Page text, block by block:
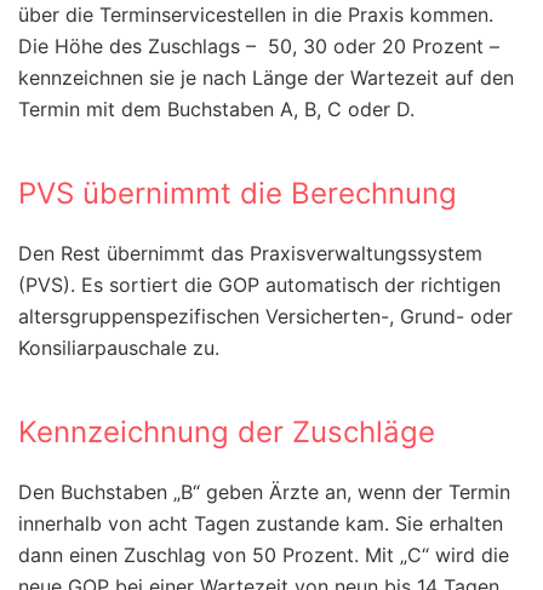
über die Terminservicestellen in die Praxis kommen.
Die Höhe des Zuschlags – 50, 30 oder 20 Prozent –
kennzeichnen sie je nach Länge der Wartezeit auf den
Termin mit dem Buchstaben A, B, C oder D.
PVS übernimmt die Berechnung
Den Rest übernimmt das Praxisverwaltungssystem
(PVS). Es sortiert die GOP automatisch der richtigen
altersgruppenspezifischen Versicherten-, Grund- oder
Konsiliarpauschale zu.
Kennzeichnung der Zuschläge
Den Buchstaben „B“ geben Ärzte an, wenn der Termin
innerhalb von acht Tagen zustande kam. Sie erhalten
dann einen Zuschlag von 50 Prozent. Mit „C“ wird die